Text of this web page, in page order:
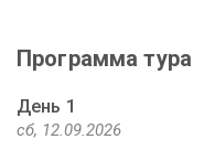
Программа тура
День 1
сб, 12.09.2026